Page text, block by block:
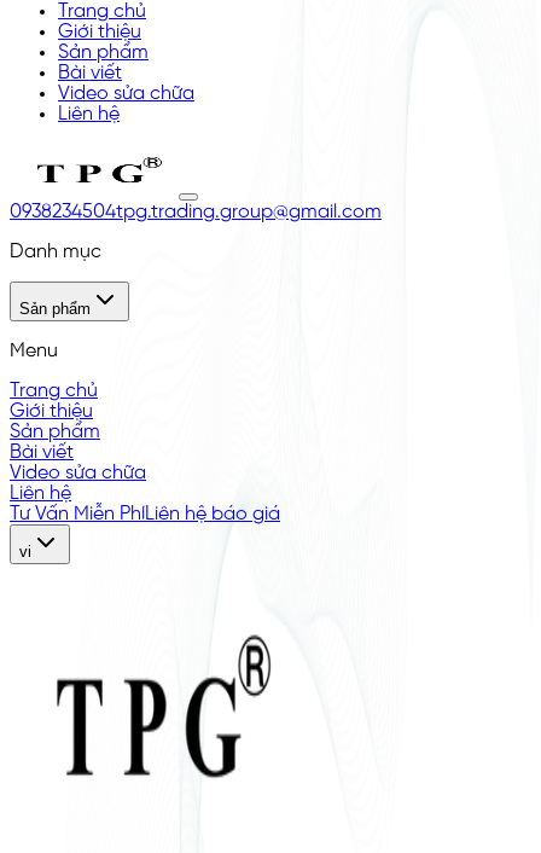
Trang chủ
Giới thiệu
Sản phẩm
Bài viết
Video sửa chữa
Liên hệ
0938234504tpg.trading.group@gmail.com
Danh mục
Sản phẩm
Menu
Trang chủ
Giới thiệu
Sản phẩm
Bài viết
Video sửa chữa
Liên hệ
Tư Vấn Miễn PhíLiên hệ báo giá
vi